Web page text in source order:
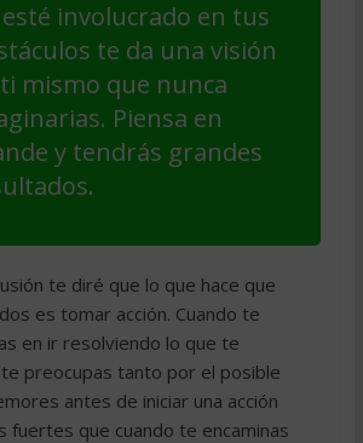
involucrado en tus
te da una visión
mismo que nunca
Piensa en
y tendrás grandes
te diré que lo que hace que
es tomar acción. Cuando te
en ir resolviendo lo que te
preocupas tanto por el posible
antes de iniciar una acción
fuertes que cuando te encaminas